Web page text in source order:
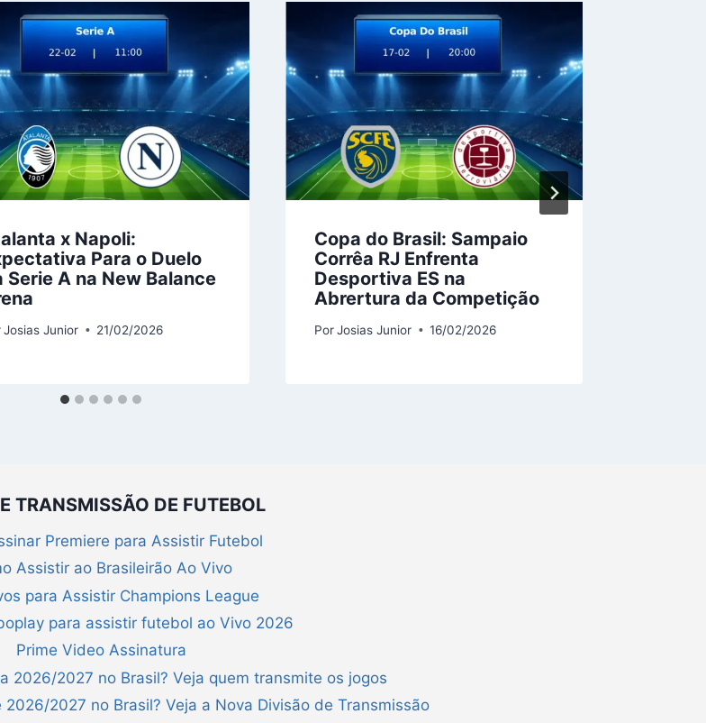
x Napoli:
Para o Duelo
Serie A na New Balance
Josias Junior 21/02/2026
Copa do Brasil: Sampaio
Corrêa RJ Enfrenta
Desportiva ES na
Abrertura da Competição
Por Josias Junior 16/02/2026
TRANSMISSÃO DE FUTEBOL
Premiere para Assistir Futebol
Assistir ao Brasileirão Ao Vivo
para Assistir Champions League
para assistir futebol ao Vivo 2026
Prime Video Assinatura
2026/2027 no Brasil? Veja quem transmite os jogos
2027 no Brasil? Veja a Nova Divisão de Transmissão